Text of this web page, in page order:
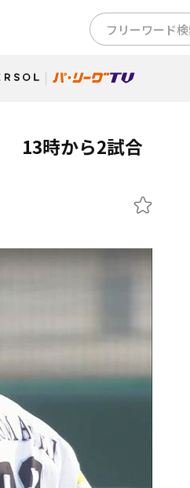
13時から2試合